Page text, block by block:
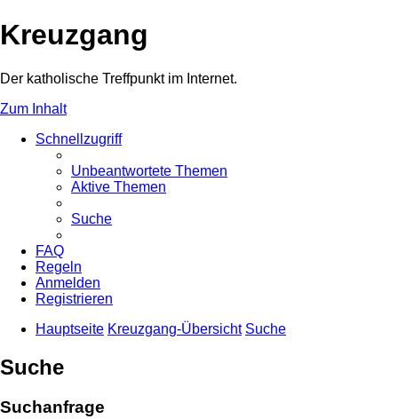
Kreuzgang
Der katholische Treffpunkt im Internet.
Zum Inhalt
Schnellzugriff
Unbeantwortete Themen
Aktive Themen
Suche
FAQ
Regeln
Anmelden
Registrieren
Hauptseite Kreuzgang-Übersicht Suche
Suche
Suchanfrage